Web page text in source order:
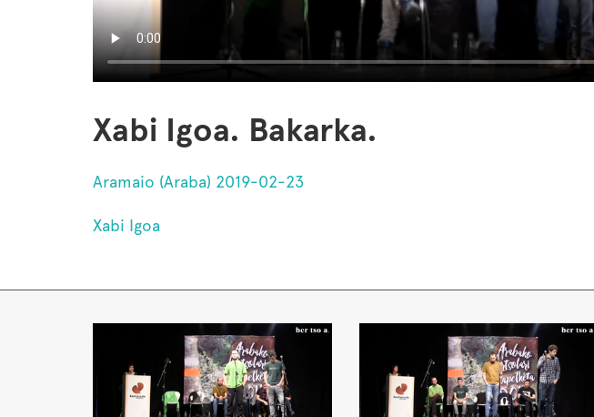
Xabi Igoa. Bakarka.
Aramaio (Araba) 2019-02-23
Xabi Igoa